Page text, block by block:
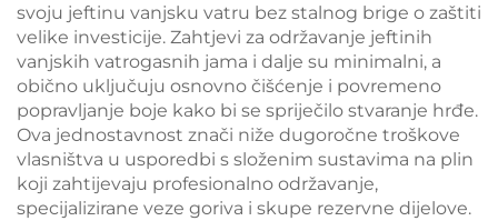
svoju jeftinu vanjsku vatru bez stalnog brige o zaštiti
velike investicije. Zahtjevi za održavanje jeftinih
vanjskih vatrogasnih jama i dalje su minimalni, a
obično uključuju osnovno čišćenje i povremeno
popravljanje boje kako bi se spriječilo stvaranje hrđe.
Ova jednostavnost znači niže dugoročne troškove
vlasništva u usporedbi s složenim sustavima na plin
koji zahtijevaju profesionalno održavanje,
specijalizirane veze goriva i skupe rezervne dijelove.